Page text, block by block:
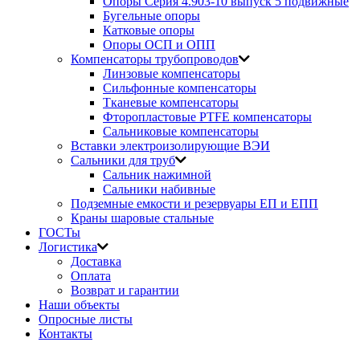
Бугельные опоры
Катковые опоры
Опоры ОСП и ОПП
Компенсаторы трубопроводов
Линзовые компенсаторы
Сильфонные компенсаторы
Тканевые компенсаторы
Фторопластовые PTFE компенсаторы
Сальниковые компенсаторы
Вставки электроизолирующие ВЭИ
Сальники для труб
Сальник нажимной
Сальники набивные
Подземные емкости и резервуары ЕП и ЕПП
Краны шаровые стальные
ГОСТы
Логистика
Доставка
Оплата
Возврат и гарантии
Наши объекты
Опросные листы
Контакты